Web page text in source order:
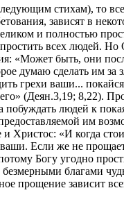
стихам), то
зависят в
и полностью
всех людей.
«Может быть, они
думаю сделать им
грехи ваши...
(Деян.3,19; 8,22).
побуждать людей к
им
и Христос: «И когда
Если же не
Богу угодно
благами
прощение зависит